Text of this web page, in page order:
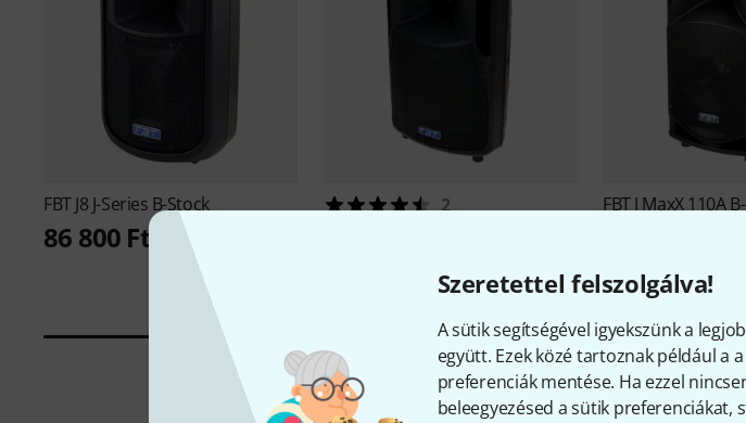
Szeretettel felszolgálva!
A sütik segítségével igyekszünk a
együtt. Ezek közé tartoznak például a
preferenciák mentése. Ha ezzel
beleegyezésed a sütik preferenciákat,
FBTJ8 J-Series B-Stock
86 800 Ft
2
FBTJ MaxX 110A